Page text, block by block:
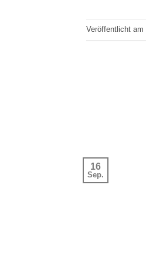
Veröffentlicht am
16
Sep.